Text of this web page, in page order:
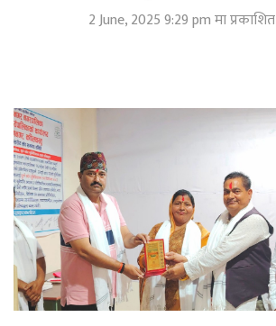
2 June, 2025 9:29 pm मा प्रकाशित